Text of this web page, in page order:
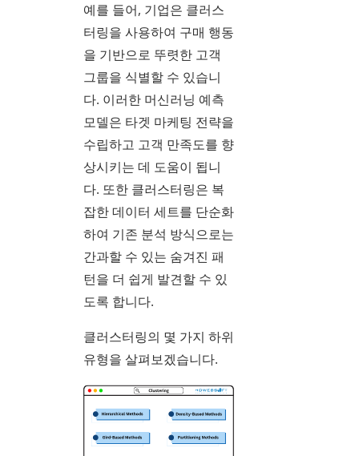
예를 들어, 기업은 클러스
터링을 사용하여 구매 행동
을 기반으로 뚜렷한 고객
그룹을 식별할 수 있습니
다. 이러한 머신러닝 예측
모델은 타겟 마케팅 전략을
수립하고 고객 만족도를 향
상시키는 데 도움이 됩니
다. 또한 클러스터링은 복
잡한 데이터 세트를 단순화
하여 기존 분석 방식으로는
간과할 수 있는 숨겨진 패
턴을 더 쉽게 발견할 수 있
도록 합니다.
클러스터링의 몇 가지 하위
유형을 살펴보겠습니다.